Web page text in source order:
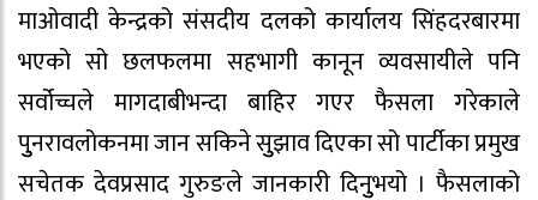
माओवादी केन्द्रको संसदीय दलको कार्यालय सिंहदरबारमा
भएको सो छलफलमा सहभागी कानून व्यवसायीले पनि
सर्वोच्चले मागदाबीभन्दा बाहिर गएर फैसला गरेकाले
पुुनरावलोकनमा जान सकिने सुुझाव दिएका सो पार्टीका प्रमुख
सचेतक देवप्रसाद गुरुङले जानकारी दिनुुभयो । फैसलाको